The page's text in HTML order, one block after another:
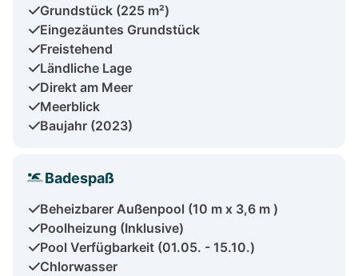
Grundstück (225 m²)
Eingezäuntes Grundstück
Freistehend
Ländliche Lage
Direkt am Meer
Meerblick
Baujahr (2023)
Badespaß
Beheizbarer Außenpool (10 m x 3,6 m )
Poolheizung (Inklusive)
Pool Verfügbarkeit (01.05. - 15.10.)
Chlorwasser